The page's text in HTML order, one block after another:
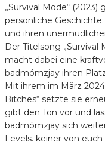
„Survival Mode“
persönliche
und ihren
Der Titelsong „Survival
macht dabei eine
badmómzjay ihren
Mit ihrem im März
Bitches“ setzte sie
gibt den Ton vor und
badmómzjay sich
Levels, keiner von